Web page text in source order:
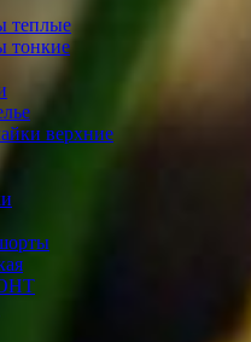
теплые
тонкие
верхние